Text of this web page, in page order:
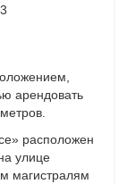
арендовать
расположен
улице
магистралям